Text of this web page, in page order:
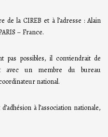
la CIREB et à l’adresse : Alain
– France.
possibles, il conviendrait de
avec un membre du bureau
national.
à l’association nationale,